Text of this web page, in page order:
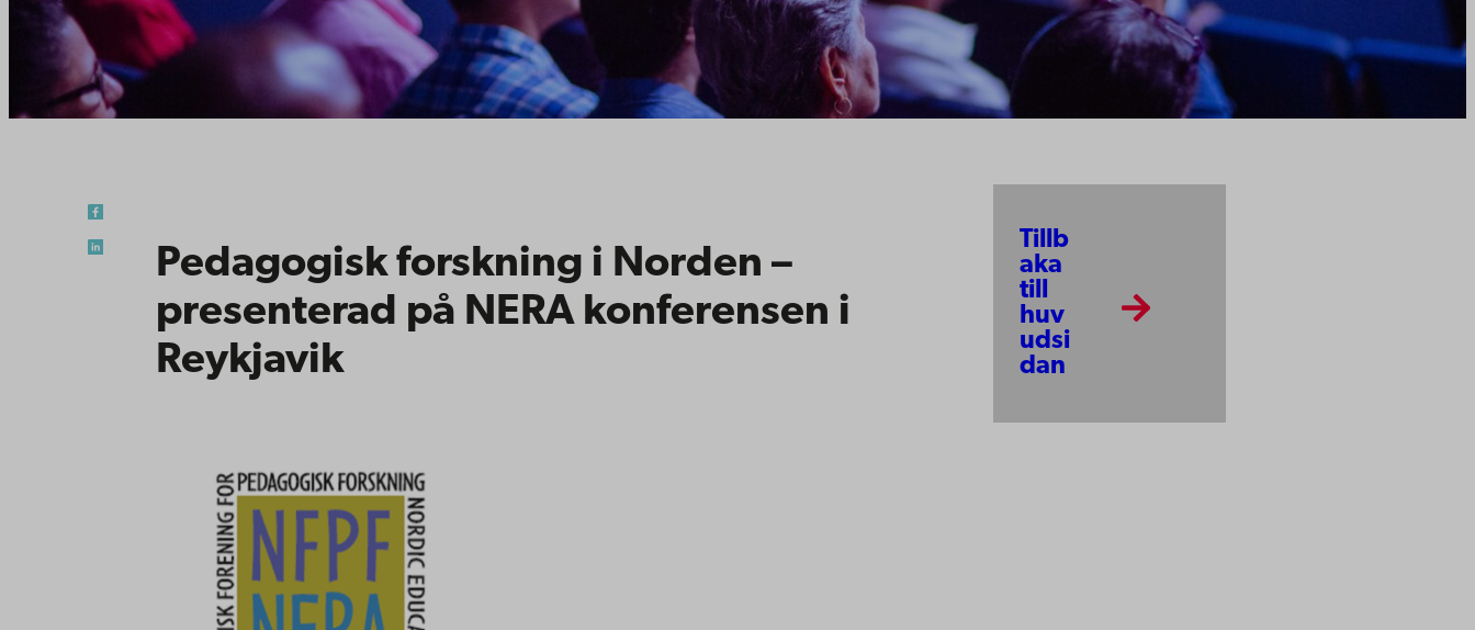
Pedagogisk forskning i Norden –
presenterad på NERA konferensen i
Reykjavik
Tillb
aka
till
huv
udsi
dan